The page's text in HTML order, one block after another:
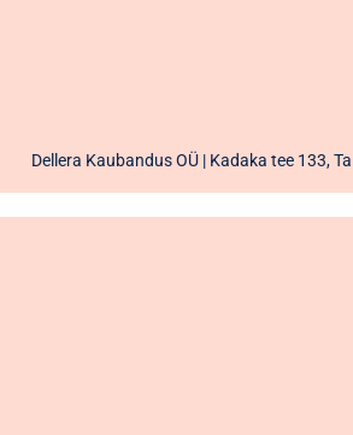
Dellera Kaubandus OÜ | Kadaka tee 133,